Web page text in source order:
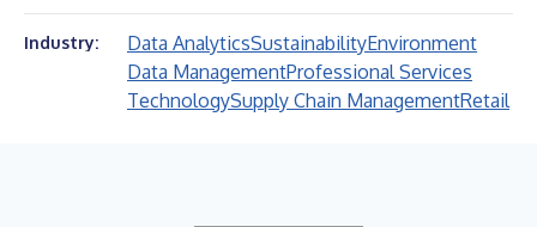
Industry: Data AnalyticsSustainabilityEnvironment
Data ManagementProfessional Services
TechnologySupply Chain ManagementRetail